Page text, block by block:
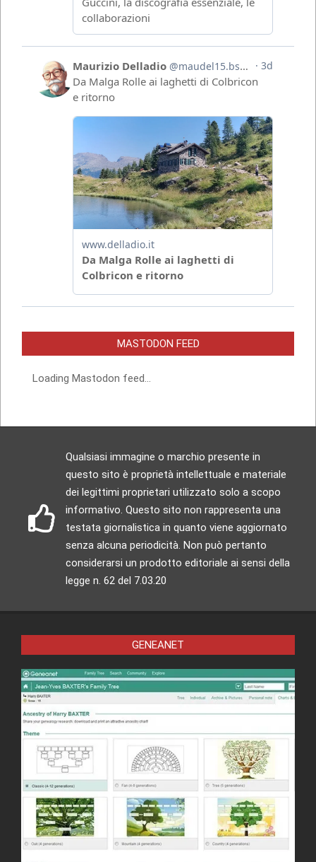
MASTODON FEED
Loading Mastodon feed...
Qualsiasi immagine o marchio presente in
questo sito è proprietà intellettuale e materiale
dei legittimi proprietari utilizzato solo a scopo
informativo. Questo sito non rappresenta una
testata giornalistica in quanto viene aggiornato
senza alcuna periodicità. Non può pertanto
considerarsi un prodotto editoriale ai sensi della
legge n. 62 del 7.03.20
GENEANET